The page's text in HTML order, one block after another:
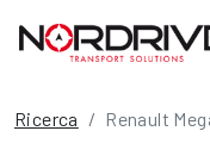
Ricerca Renault